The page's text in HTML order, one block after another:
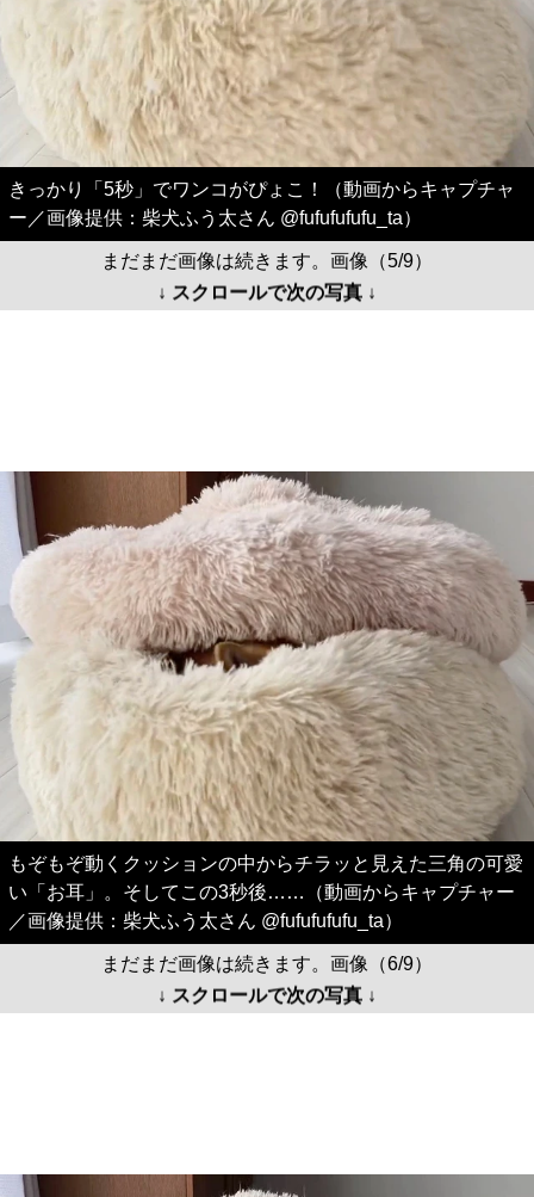
きっかり「5秒」でワンコがぴょこ！（動画からキャプチャ
ー／画像提供：柴犬ふう太さん @fufufufufu_ta）
まだまだ画像は続きます。画像（5/9）
↓ スクロールで次の写真 ↓
もぞもぞ動くクッションの中からチラッと見えた三角の可愛
い「お耳」。そしてこの3秒後……（動画からキャプチャー
／画像提供：柴犬ふう太さん @fufufufufu_ta）
まだまだ画像は続きます。画像（6/9）
↓ スクロールで次の写真 ↓